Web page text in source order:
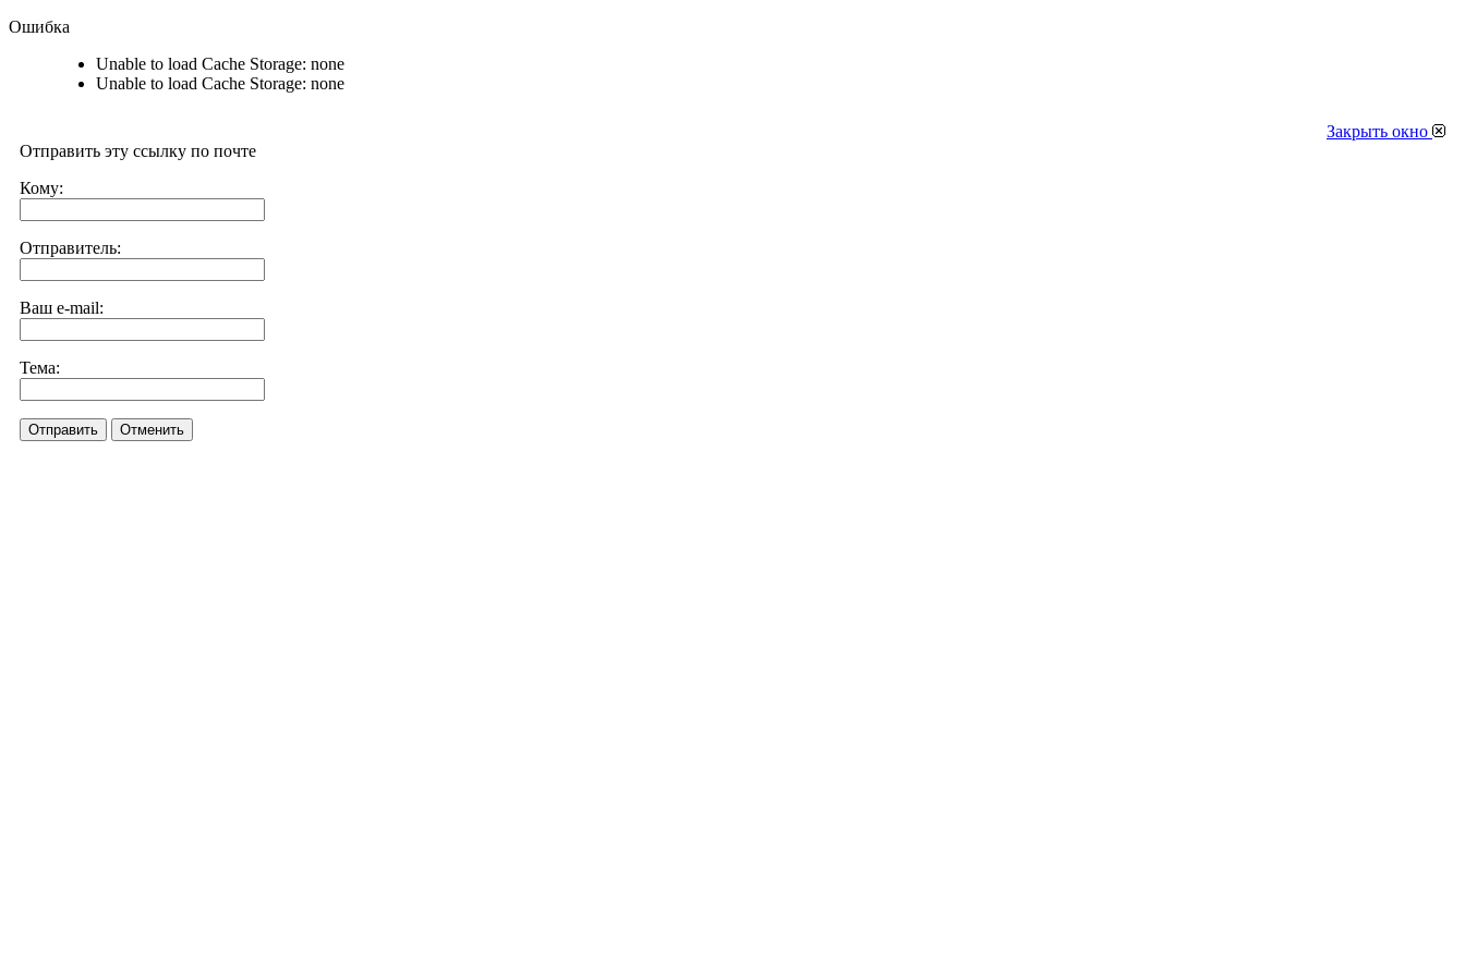
Ошибка
Unable to load Cache Storage: none
Unable to load Cache Storage: none
Закрыть окно
Отправить эту ссылку по почте
Кому:
Отправитель:
Ваш e-mail:
Тема:
Отправить Отменить